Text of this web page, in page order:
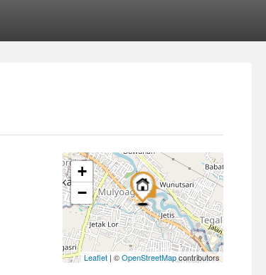
+
−
Leaflet| ©OpenStreetMapcontributors